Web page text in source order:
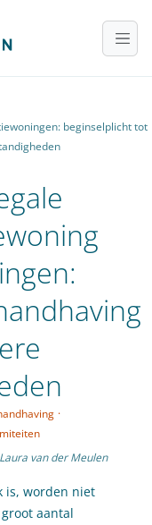
beginselplicht tot
·
Laura van der Meulen
is, worden niet
aantal